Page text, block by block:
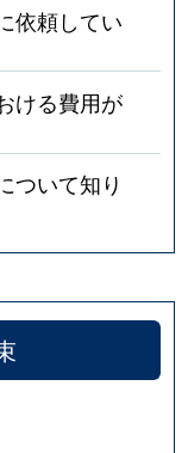
依頼してい
ける費用が
ついて知り